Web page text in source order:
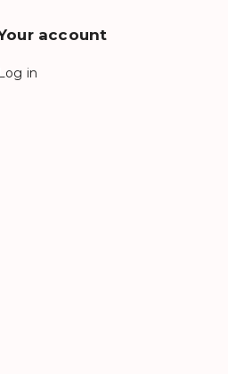
account
Log in